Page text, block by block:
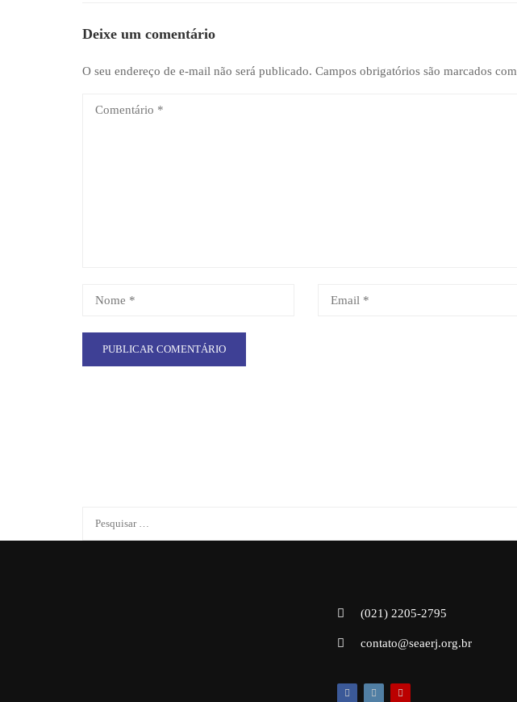
Deixe um comentário
O seu endereço de e-mail não será publicado. Campos obrigatórios são marcados com
(021) 2205-2795
contato@seaerj.org.br